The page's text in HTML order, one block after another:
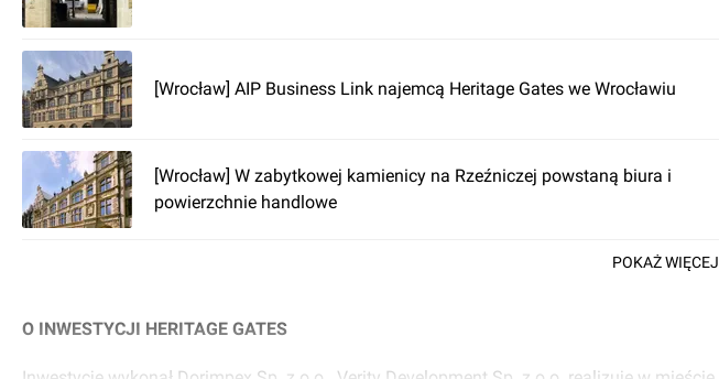
[Wrocław] AIP Business Link najemcą Heritage Gates we Wrocławiu
[Wrocław] W zabytkowej kamienicy na Rzeźniczej powstaną biura i
powierzchnie handlowe
POKAŻ WIĘCEJ
O INWESTYCJI HERITAGE GATES